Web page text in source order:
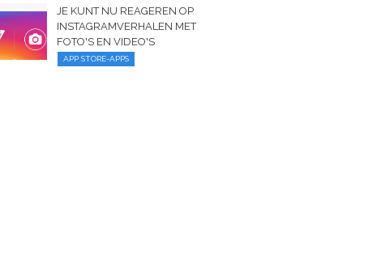
JE KUNT NU REAGEREN OP
INSTAGRAMVERHALEN MET
FOTO'S EN VIDEO'S
APP STORE-APPS